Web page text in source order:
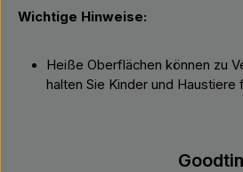
Wichtige Hinweise:
Heiße Oberflächen können zu
halten Sie Kinder und Haustiere